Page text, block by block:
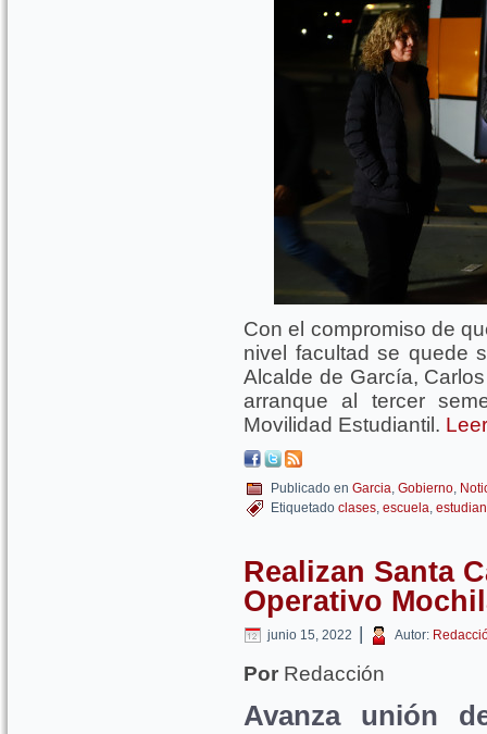
Con el compromiso de
nivel facultad se quede
Alcalde de García,
arranque al tercer
Movilidad Estudiantil.
Publicado en Garcia, Gobierno,
Etiquetado clases, escuela,
Realizan Santa
Operativo
junio 15, 2022 | Autor:
Por Redacción
Avanza unión